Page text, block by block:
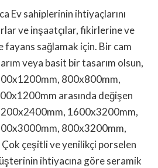
Ev sahiplerinin ihtiyaçlarını
ve inşaatçılar, fikirlerine ve
fayans sağlamak için. Bir cam
veya basit bir tasarım olsun,
800x800mm,
arasında değişen
1600x3200mm,
800x3200mm,
çeşitli ve yenilikçi porselen
ihtiyacına göre seramik